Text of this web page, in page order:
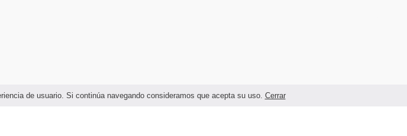
de usuario. Si continúa navegando consideramos que acepta su uso. Cerrar